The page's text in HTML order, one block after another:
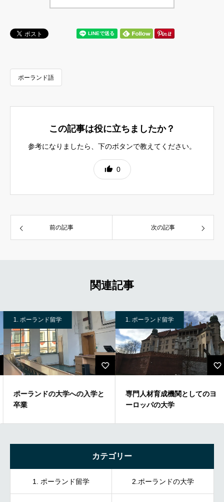
ポーランド語
この記事は役に立ちましたか？
参考になりましたら、下のボタンで教えてください。
0
前の記事 次の記事
関連記事
1. ポーランド留学
ポーランドの大学への入学と
卒業
1. ポーランド留学
専門人材育成機関としてのヨ
ーロッパの大学
カテゴリー
1. ポーランド留学 2.ポーランドの大学
ポーランド語が難しい理由
ポーランド語の授業と試験